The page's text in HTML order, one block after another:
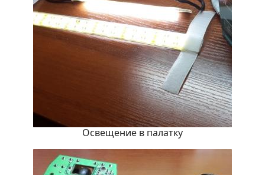
Освещение в палатку